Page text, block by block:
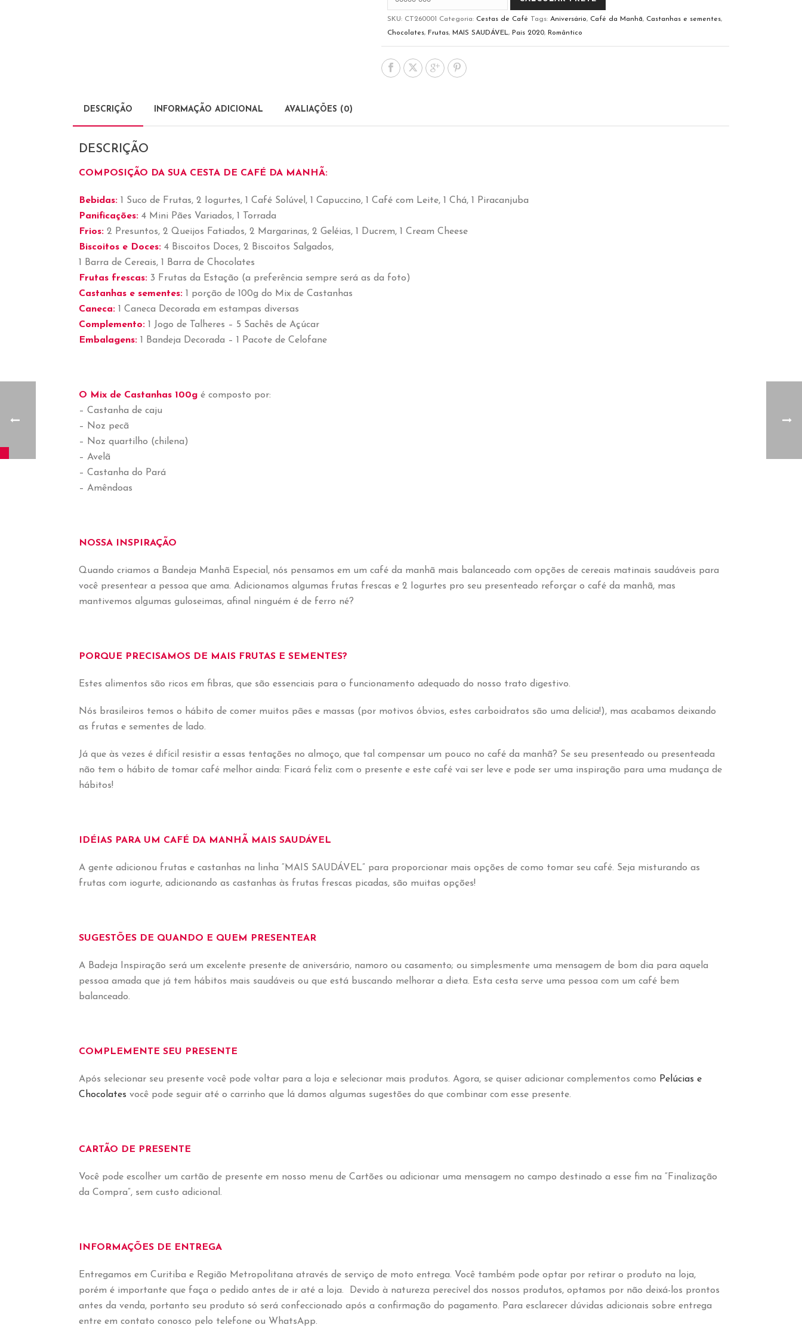
SKU: CT260001 Categoria: Cestas de Café Tags: Aniversário, Café da Manhã, Castanhas e sementes,
Chocolates, Frutas, MAIS SAUDÁVEL, Pais 2020, Romântico
DESCRIÇÃO INFORMAÇÃO ADICIONAL AVALIAÇÕES (0)
DESCRIÇÃO
COMPOSIÇÃO DA SUA CESTA DE CAFÉ DA MANHÃ:
Bebidas:
1 Suco de Frutas, 2 Iogurtes, 1 Café Solúvel, 1 Capuccino, 1 Café com Leite, 1 Chá, 1 Piracanjuba
Panificações: 4 Mini Pães Variados, 1 Torrada
Frios: 2 Presuntos, 2 Queijos Fatiados, 2 Margarinas, 2 Geléias, 1 Ducrem, 1 Cream Cheese
Biscoitos e Doces: 4 Biscoitos Doces, 2 Biscoitos Salgados,
1 Barra de Cereais, 1 Barra de Chocolates
Frutas frescas: 3 Frutas da Estação (a preferência sempre será as da foto)
Castanhas e sementes: 1 porção de 100g do Mix de Castanhas
Caneca: 1 Caneca Decorada em estampas diversas
Complemento: 1 Jogo de Talheres – 5 Sachês de Açúcar
Embalagens: 1 Bandeja Decorada – 1 Pacote de Celofane
O Mix de Castanhas 100g é composto por:
– Castanha de caju
– Noz pecã
– Noz quartilho (chilena)
– Avelã
– Castanha do Pará
– Amêndoas
NOSSA INSPIRAÇÃO
Quando criamos a Bandeja Manhã Especial, nós pensamos em um café da manhã mais balanceado com opções de cereais matinais saudáveis para
você presentear a pessoa que ama. Adicionamos algumas frutas frescas e 2 Iogurtes pro seu presenteado reforçar o café da manhã, mas
mantivemos algumas guloseimas, afinal ninguém é de ferro né?
PORQUE PRECISAMOS DE MAIS FRUTAS E SEMENTES?
Estes alimentos são ricos em fibras, que são essenciais para o funcionamento adequado do nosso trato digestivo.
Nós brasileiros temos o hábito de comer muitos pães e massas (por motivos óbvios, estes carboidratos são uma delícia!), mas acabamos deixando
as frutas e sementes de lado.
Já que às vezes é difícil resistir a essas tentações no almoço, que tal compensar um pouco no café da manhã? Se seu presenteado ou presenteada
não tem o hábito de tomar café melhor ainda: Ficará feliz com o presente e este café vai ser leve e pode ser uma inspiração para uma mudança de
hábitos!
IDÉIAS PARA UM CAFÉ DA MANHÃ MAIS SAUDÁVEL
A gente adicionou frutas e castanhas na linha “MAIS SAUDÁVEL” para proporcionar mais opções de como tomar seu café. Seja misturando as
frutas com iogurte, adicionando as castanhas às frutas frescas picadas, são muitas opções!
SUGESTÕES DE QUANDO E QUEM PRESENTEAR
A Badeja Inspiração será um excelente presente de aniversário, namoro ou casamento; ou simplesmente uma mensagem de bom dia para aquela
pessoa amada que já tem hábitos mais saudáveis ou que está buscando melhorar a dieta. Esta cesta serve uma pessoa com um café bem
balanceado.
COMPLEMENTE SEU PRESENTE
Após selecionar seu presente você pode voltar para a loja e selecionar mais produtos. Agora, se quiser adicionar complementos como Pelúcias e
Chocolates você pode seguir até o carrinho que lá damos algumas sugestões do que combinar com esse presente.
CARTÃO DE PRESENTE
Você pode escolher um cartão de presente em nosso menu de Cartões ou adicionar uma mensagem no campo destinado a esse fim na “Finalização
da Compra”, sem custo adicional.
INFORMAÇÕES DE ENTREGA
Entregamos em Curitiba e Região Metropolitana através de serviço de moto entrega. Você também pode optar por retirar o produto na loja,
porém é importante que faça o pedido antes de ir até a loja. Devido à natureza perecível dos nossos produtos, optamos por não deixá-los prontos
antes da venda, portanto seu produto só será confeccionado após a confirmação do pagamento. Para esclarecer dúvidas adicionais sobre entrega
entre em contato conosco pelo telefone ou WhatsApp.